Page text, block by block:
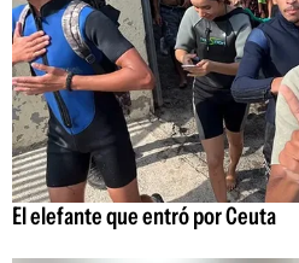
El elefante que entró por Ceuta